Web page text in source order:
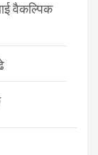
वैकल्पिक